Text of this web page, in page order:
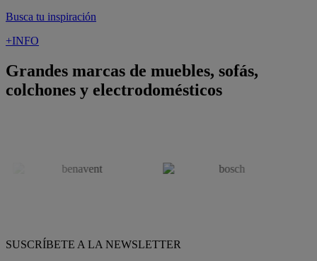
Busca tu inspiración
+INFO
Grandes marcas de muebles, sofás,
colchones y electrodomésticos
SUSCRÍBETE A LA NEWSLETTER